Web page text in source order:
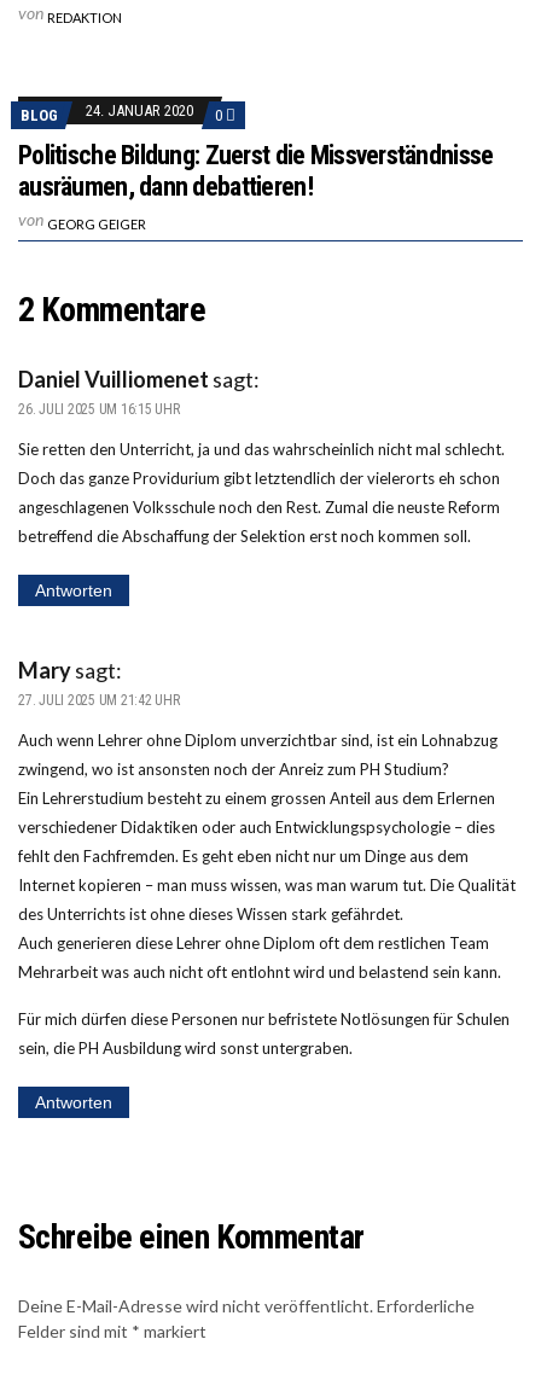
von REDAKTION
BLOG 24. JANUAR 2020 0
Politische Bildung: Zuerst die Missverständnisse
ausräumen, dann debattieren!
von GEORG GEIGER
2 Kommentare
Daniel Vuilliomenet sagt:
26. JULI 2025 UM 16:15 UHR
Sie retten den Unterricht, ja und das wahrscheinlich nicht mal schlecht.
Doch das ganze Providurium gibt letztendlich der vielerorts eh schon
angeschlagenen Volksschule noch den Rest. Zumal die neuste Reform
betreffend die Abschaffung der Selektion erst noch kommen soll.
Antworten
Marysagt:
27. JULI 2025 UM 21:42 UHR
Auch wenn Lehrer ohne Diplom unverzichtbar sind, ist ein Lohnabzug
zwingend, wo ist ansonsten noch der Anreiz zum PH Studium?
Ein Lehrerstudium besteht zu einem grossen Anteil aus dem Erlernen
verschiedener Didaktiken oder auch Entwicklungspsychologie – dies
fehlt den Fachfremden. Es geht eben nicht nur um Dinge aus dem
Internet kopieren – man muss wissen, was man warum tut. Die Qualität
des Unterrichts ist ohne dieses Wissen stark gefährdet.
Auch generieren diese Lehrer ohne Diplom oft dem restlichen Team
Mehrarbeit was auch nicht oft entlohnt wird und belastend sein kann.
Für mich dürfen diese Personen nur befristete Notlösungen für Schulen
sein, die PH Ausbildung wird sonst untergraben.
Antworten
Schreibe einen Kommentar
Deine E-Mail-Adresse wird nicht veröffentlicht.Erforderliche
Felder sind mit * markiert